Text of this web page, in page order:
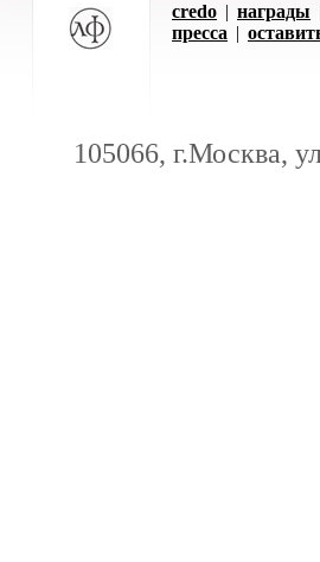
credo | награды
пресса |
105066, г.Москва,